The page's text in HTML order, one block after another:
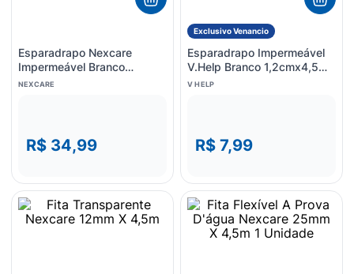
Esparadrapo Nexcare
Impermeável Branco
100x3.0 1 Unidade
NEXCARE
R$ 34,99
Exclusivo Venancio
Esparadrapo Impermeável
V.Help Branco 1,2cmx4,5m
1 Unidade
V HELP
R$ 7,99